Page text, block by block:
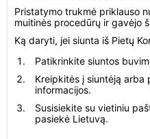
Pristatymo trukmė priklauso
muitinės procedūrų ir gavėjo
Ką daryti, jei siunta iš Pietų
Patikrinkite siuntos
Kreipkitės į siuntėją
informacijos.
Susisiekite su vietiniu
pasiekė Lietuvą.